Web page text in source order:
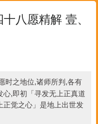
八愿精解 壹、
时之地位,诸师所判,各有
心,即初「寻发无上正真道
正觉之心」是地上出世发